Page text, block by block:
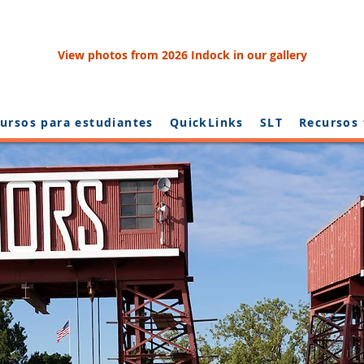
View photos from 2026 Indock in our gallery
para estudiantes QuickLinks SLT